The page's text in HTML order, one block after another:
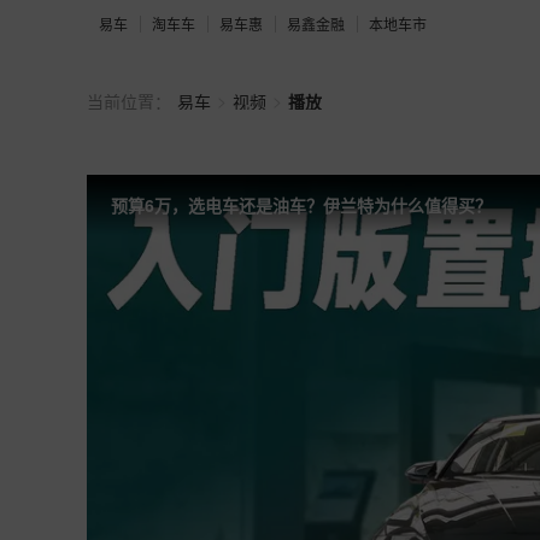
易车 淘车车 易车惠 易鑫金融 本地车市
当前位置： 易车 视频 播放
预算6万，选电车还是油车？伊兰特为什么值得买？